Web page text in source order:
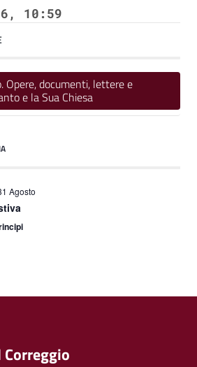
10:59
Opere, documenti, lettere e
e la Sua Chiesa
Agosto